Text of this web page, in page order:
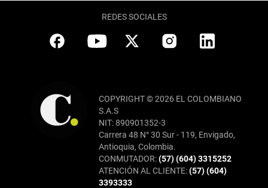
REDES SOCIALES
COPYRIGHT © 2026 EL COLOMBIANO
S.A.S
NIT: 890901352-3
Carrera 48 N° 30 Sur - 119, Envigado,
Antioquia, Colombia.
CONMUTADOR:(57) (604) 3315252
ATENCIÓN AL CLIENTE:(57) (604)
3393333